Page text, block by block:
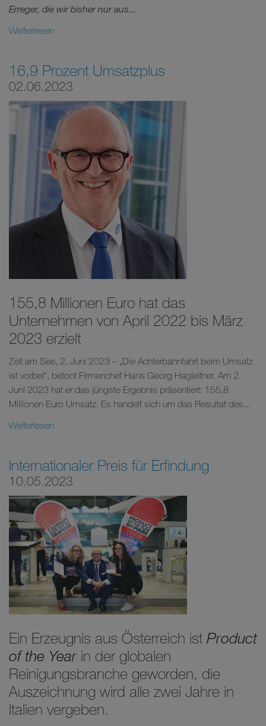
Erreger, die wir bisher nur aus...
Weiterlesen
16,9 Prozent Umsatzplus
02.06.2023
155,8 Millionen Euro hat das
Unternehmen von April 2022 bis März
2023 erzielt
Zell am See, 2. Juni 2023 – „Die Achterbahnfahrt beim Umsatz
ist vorbei“, betont Firmenchef Hans Georg Hagleitner. Am 2.
Juni 2023 hat er das jüngste Ergebnis präsentiert: 155,8
Millionen Euro Umsatz. Es handelt sich um das Resultat des...
Weiterlesen
Internationaler Preis für Erfindung
10.05.2023
Ein Erzeugnis aus Österreich ist Product
of the Yearin der globalen
Reinigungsbranche geworden, die
Auszeichnung wird alle zwei Jahre in
Italien vergeben.